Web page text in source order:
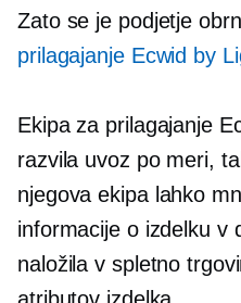
Zato se je podjetje
prilagajanje Ecwid by
Ekipa za prilagajanje
razvila uvoz po meri,
njegova ekipa lahko
informacije o izdelku v
naložila v spletno